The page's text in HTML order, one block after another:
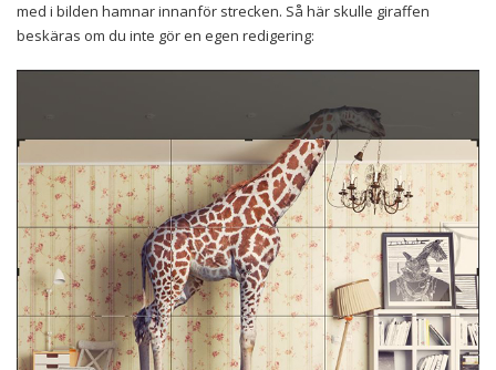
med i bilden hamnar innanför strecken. Så här skulle giraffen
beskäras om du inte gör en egen redigering: